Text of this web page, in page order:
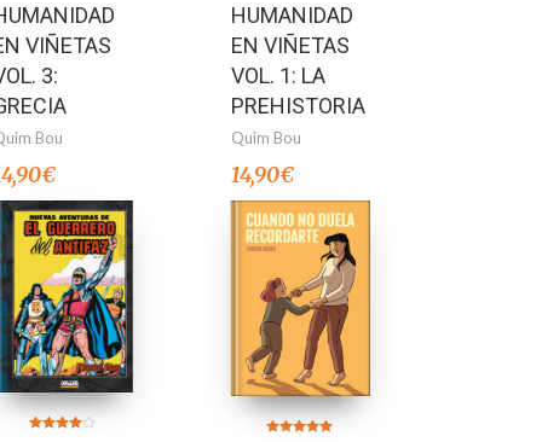
VIÑETAS
3:
Bou
€
HUMANIDAD
EN VIÑETAS
VOL. 1: LA
PREHISTORIA
Quim Bou
14,90€